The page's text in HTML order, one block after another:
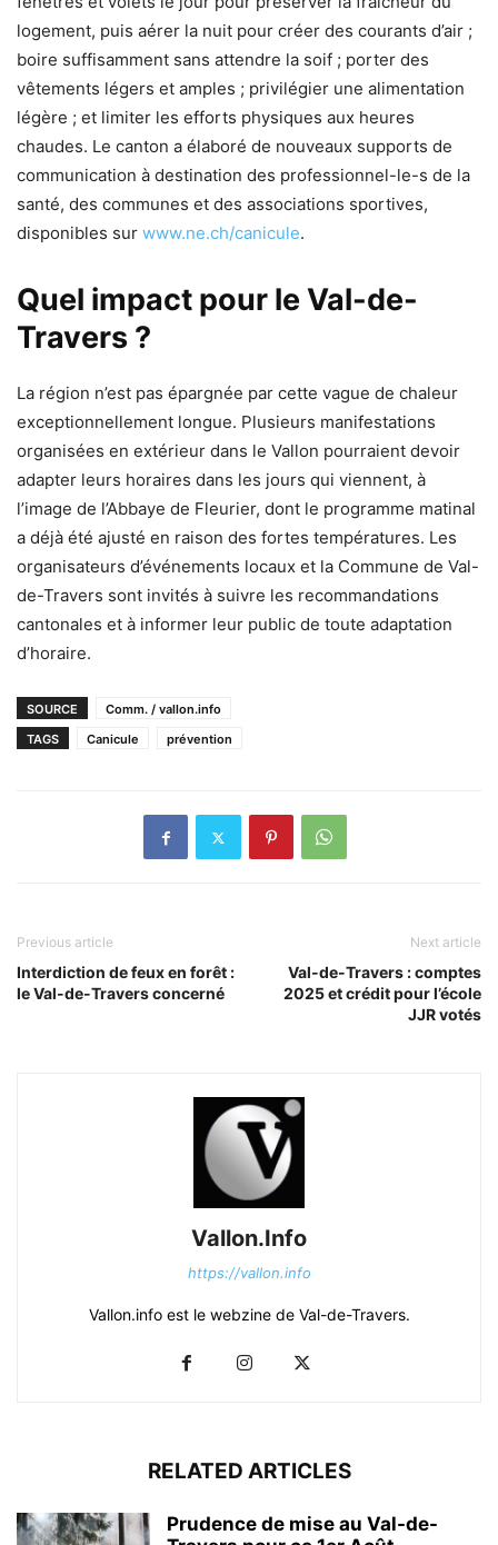
logement, puis aérer la nuit pour créer des courants d’air ;
boire suffisamment sans attendre la soif ; porter des
vêtements légers et amples ; privilégier une alimentation
légère ; et limiter les efforts physiques aux heures
chaudes. Le canton a élaboré de nouveaux supports de
communication à destination des professionnel-le-s de la
santé, des communes et des associations sportives,
disponibles sur www.ne.ch/canicule.
Quel impact pour le Val-de-
Travers ?
La région n’est pas épargnée par cette vague de chaleur
exceptionnellement longue. Plusieurs manifestations
organisées en extérieur dans le Vallon pourraient devoir
adapter leurs horaires dans les jours qui viennent, à
l’image de l’Abbaye de Fleurier, dont le programme matinal
a déjà été ajusté en raison des fortes températures. Les
organisateurs d’événements locaux et la Commune de Val-
de-Travers sont invités à suivre les recommandations
cantonales et à informer leur public de toute adaptation
d’horaire.
SOURCE
Comm. / vallon.info
TAGS
Canicule prévention
Previous article
Interdiction de feux en forêt :
le Val-de-Travers concerné
Next article
Val-de-Travers : comptes
2025 et crédit pour l’école
JJR votés
Vallon.Info
https://vallon.info
Vallon.info est le webzine de Val-de-Travers.
RELATED ARTICLES
Prudence de mise au Val-de-